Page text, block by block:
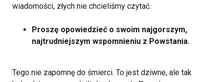
wiadomości, złych nie chcieliśmy czytać.
Proszę opowiedzieć o swoim najgorszym,
najtrudniejszym wspomnieniu z Powstania.
Tego nie zapomnę do śmierci. To jest dziwne, ale tak